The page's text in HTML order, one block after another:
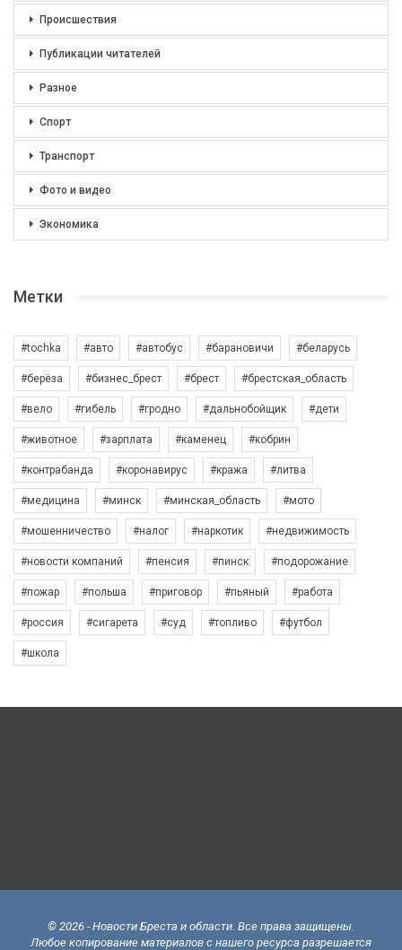
Происшествия
Публикации читателей
Разное
Спорт
Транспорт
Фото и видео
Экономика
Метки
#tochka #авто #автобус #барановичи #беларусь
#берёза #бизнес_брест #брест #брестская_область
#вело #гибель #гродно #дальнобойщик #дети
#животное #зарплата #каменец #кобрин
#контрабанда #коронавирус #кража #литва
#медицина #минск #минская_область #мото
#мошенничество #налог #наркотик #недвижимость
#новости компаний #пенсия #пинск #подорожание
#пожар #польша #приговор #пьяный #работа
#россия #сигарета #суд #топливо #футбол
#школа
© 2026 - Новости Бреста и области. Все права защищены.
Любое копирование материалов с нашего ресурса разрешается